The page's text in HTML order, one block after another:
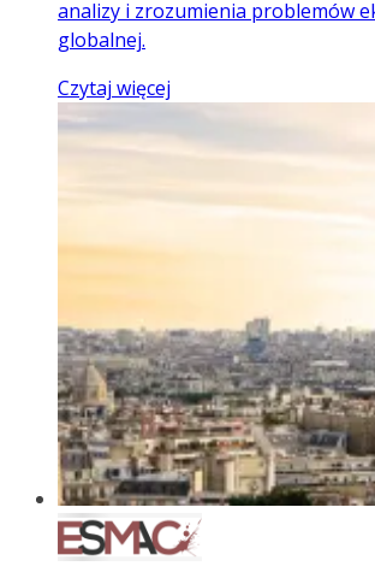
analizy i zrozumienia problemów
globalnej.
Czytaj więcej